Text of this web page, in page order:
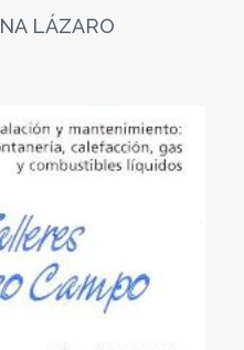
LÁZARO